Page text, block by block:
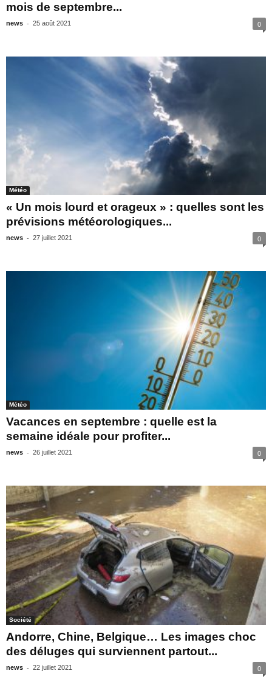
mois de septembre...
news - 25 août 2021 0
Météo
« Un mois lourd et orageux » : quelles sont les
prévisions météorologiques...
news - 27 juillet 2021 0
Météo
Vacances en septembre : quelle est la
semaine idéale pour profiter...
news - 26 juillet 2021 0
Société
Andorre, Chine, Belgique… Les images choc
des déluges qui surviennent partout...
news - 22 juillet 2021 0